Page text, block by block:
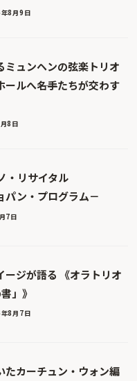
8月9日
ミュンヘンの弦楽トリオ
ルへ――名手たちが交わす
8日
・リサイタル
パン・プログラム－
7日
ージが語る 《オラトリオ
」》
8月7日
たカーチュン・ウォン編